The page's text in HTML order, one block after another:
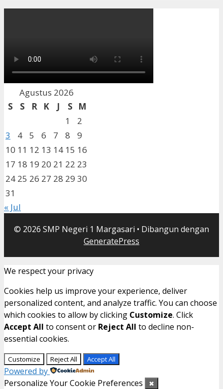
Agustus 2026
S
S R K J S
M
1
2
3
4 5 6 7 8
9
10 11 12 13 14 15 16
17 18 19 20 21 22 23
24 25 26 27 28 29 30
31
« Jul
© 2026 SMP Negeri 1 Margasari • Dibangun dengan
GeneratePress
We respect your privacy
Cookies help us improve your experience, deliver
personalized content, and analyze traffic. You can choose
which cookies to allow by clicking Customize. Click
Accept All to consent or Reject All to decline non-
essential cookies.
Customize Reject All Accept All
Powered by
Personalize Your Cookie Preferences
✖